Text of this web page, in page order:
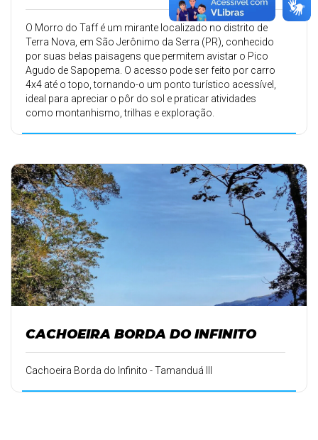
O Morro do Taff é um mirante localizado no distrito de
Terra Nova, em São Jerônimo da Serra (PR), conhecido
por suas belas paisagens que permitem avistar o Pico
Agudo de Sapopema. O acesso pode ser feito por carro
4x4 até o topo, tornando-o um ponto turístico acessível,
ideal para apreciar o pôr do sol e praticar atividades
como montanhismo, trilhas e exploração.
CACHOEIRA BORDA DO INFINITO
Cachoeira Borda do Infinito - Tamanduá III